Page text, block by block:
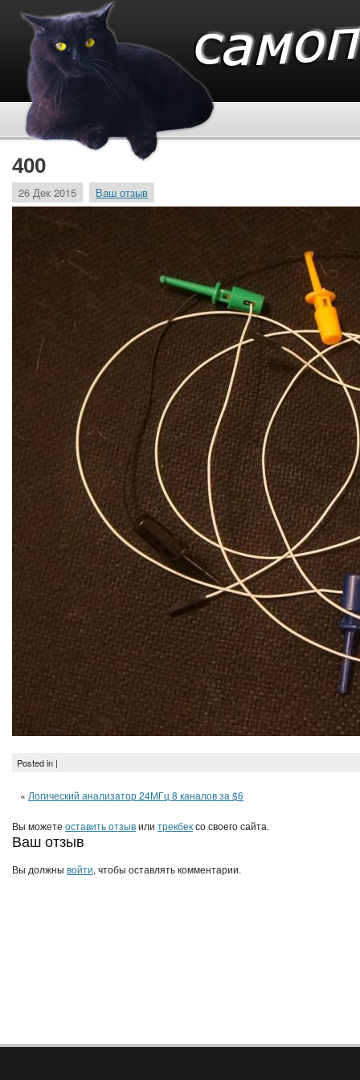
400
26 Дек 2015 Ваш отзыв
Posted in |
« Логический анализатор 24МГц 8 каналов за $6
Вы можете оставить отзывили трекбексо своего сайта.
Ваш отзыв
Вы должны войти, чтобы оставлять комментарии.